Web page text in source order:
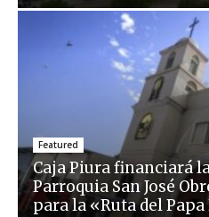
Featured
Caja Piura financiará
Parroquia San José
para la «Ruta del